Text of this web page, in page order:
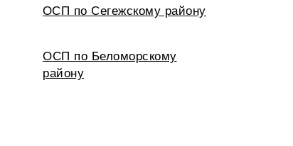
ОСП по Сегежскому району
ОСП по Беломорскому
району